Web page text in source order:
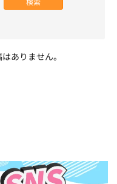
ありません。